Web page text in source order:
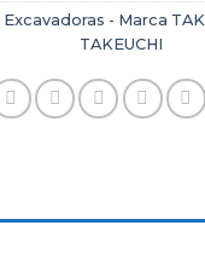
Excavadoras - Marca
TAKEUCHI